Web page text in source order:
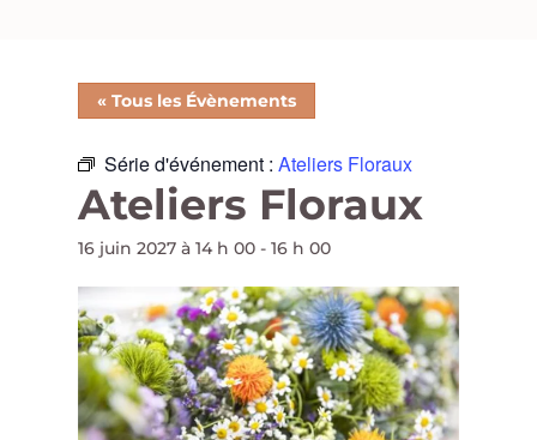
« Tous les Évènements
Série d'événement : Ateliers Floraux
Ateliers Floraux
16 juin 2027 à 14 h 00- 16 h 00